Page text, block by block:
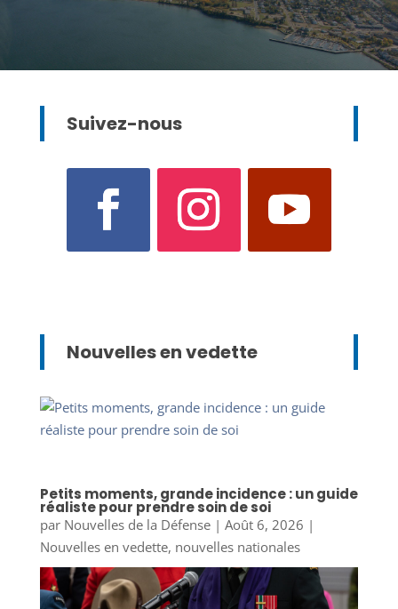
Suivez-nous
Nouvelles en vedette
Petits moments, grande incidence : un guide
réaliste pour prendre soin de soi
par Nouvelles de la Défense| Août 6, 2026 |
Nouvelles en vedette, nouvelles nationales